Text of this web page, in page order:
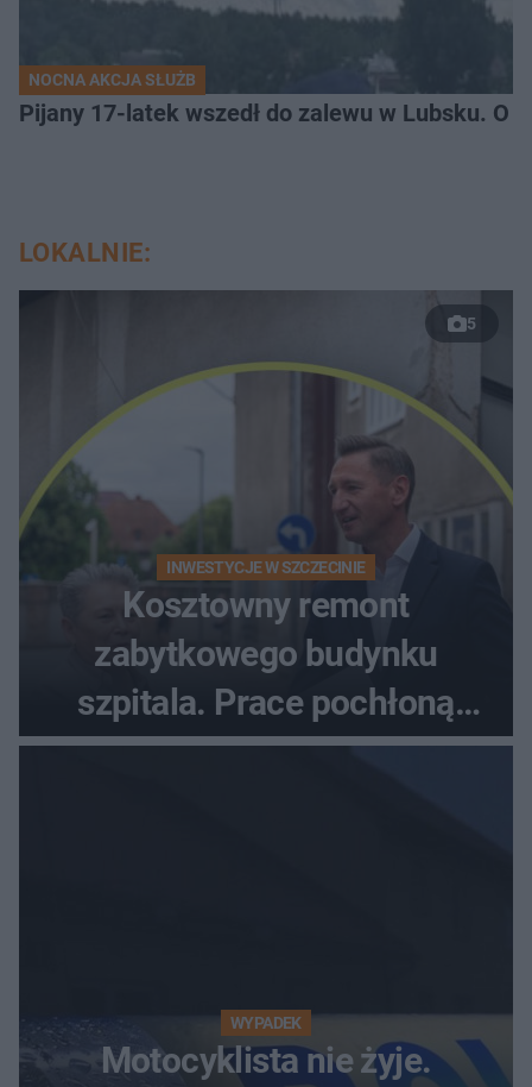
NOCNA AKCJA SŁUŻB
Pijany 17-latek wszedł do zalewu w Lubsku. O
LOKALNIE:
5
INWESTYCJE W SZCZECINIE
Kosztowny remont
zabytkowego budynku
szpitala. Prace pochłoną
dziesiątki milionów
WYPADEK
Motocyklista nie żyje.